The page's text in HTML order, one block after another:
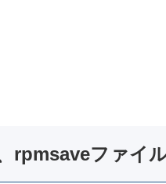
rpmsaveファイ